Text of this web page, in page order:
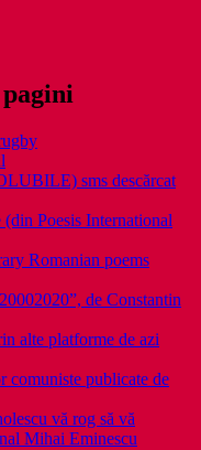
sms descărcat
Poesis International
Romanian poems
de Constantin
alte platforme de azi
comuniste publicate de
vă rog să vă
Mihai Eminescu